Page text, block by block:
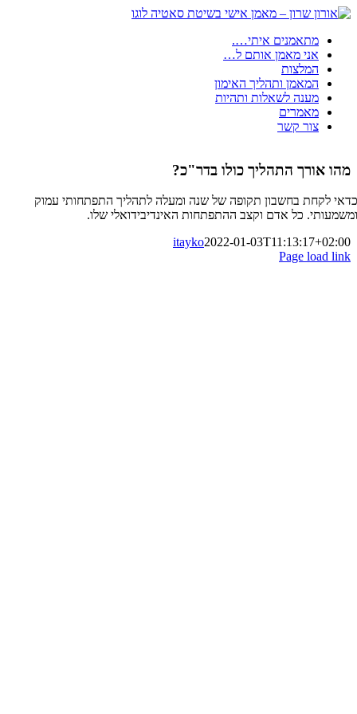
דלג
מתאמנים איתי….
אני מאמן אותם ל…
המלצות
המאמן ותהליך האימון
מענה לשאלות ותהיות
מאמרים
צור קשר
מהו אורך התהליך כולו בדר"כ?
כדאי לקחת בחשבון תקופה של שנה ומעלה לתהליך התפתחותי עמוק
ומשמעותי. כל אדם וקצב ההתפתחות האינדיבידואלי שלו.
itayko2022-01-03T11:13:17+02:00
Page load link